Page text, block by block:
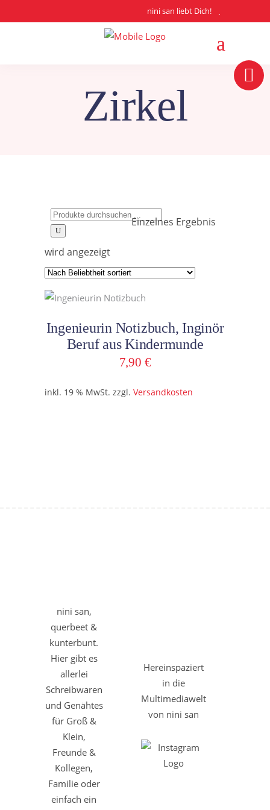
nini san liebt Dich!
Zirkel
Search
for:
Einzelnes Ergebnis
wird angezeigt
Ingenieurin Notizbuch, Inginör
Beruf aus Kindermunde
7,90 €
inkl. 19 % MwSt. zzgl. Versandkosten
nini san,
querbeet &
kunterbunt.
Hier gibt es
allerlei
Schreibwaren
und Genähtes
für Groß &
Klein,
Freunde &
Kollegen,
Familie oder
einfach ein
Hereinspaziert
in die
Multimediawelt
von nini san